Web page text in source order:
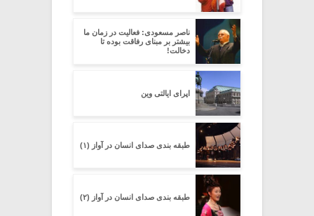
ناصر مسعودی: فعالیت در زمان ما
بیشتر بر مبنای رفاقت بوده تا
دخالت!
اپرای ایالتی وین
طبقه بندی صدای انسان در آواز (۱)
طبقه بندی صدای انسان در آواز (۲)